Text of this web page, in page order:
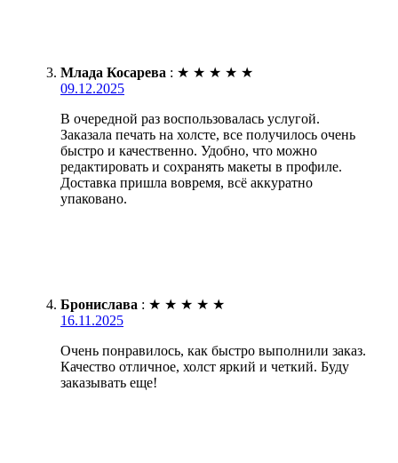
Млада Косарева : ★ ★ ★ ★ ★
09.12.2025
В очередной раз воспользовалась услугой.
Заказала печать на холсте, все получилось очень
быстро и качественно. Удобно, что можно
редактировать и сохранять макеты в профиле.
Доставка пришла вовремя, всё аккуратно
упаковано.
Бронислава : ★ ★ ★ ★ ★
16.11.2025
Очень понравилось, как быстро выполнили заказ.
Качество отличное, холст яркий и четкий. Буду
заказывать еще!